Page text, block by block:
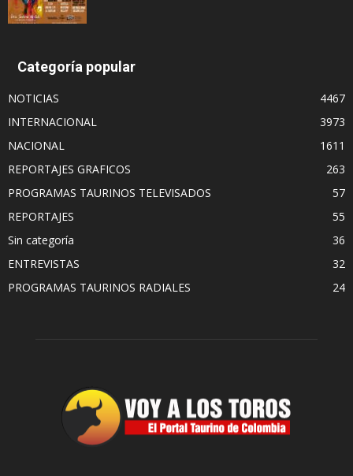
Categoría popular
NOTICIAS
4467
INTERNACIONAL
3973
NACIONAL
1611
REPORTAJES GRAFICOS
263
PROGRAMAS TAURINOS TELEVISADOS
57
REPORTAJES
55
Sin categoría
36
ENTREVISTAS
32
PROGRAMAS TAURINOS RADIALES
24